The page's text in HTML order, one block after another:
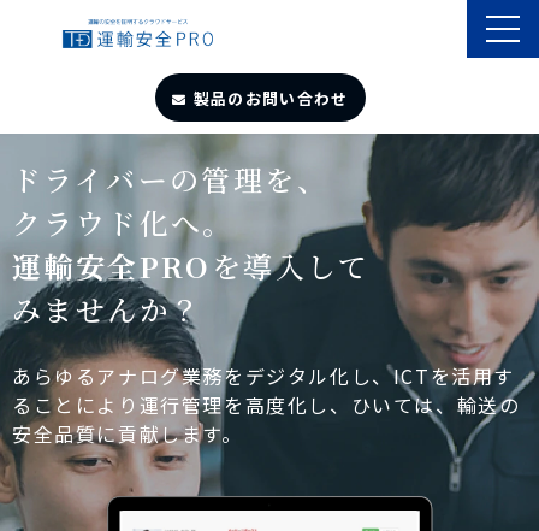
製品のお問い合わせ
TOP
導入事例
製品・サービス
自動点呼
遠隔点呼
お役立ちサイト
ドライバーの管理を、
クラウド化へ。
運輸安全PRO を導入して
みませんか？
あらゆるアナログ業務をデジタル化し、ICTを活用す
ることにより運行管理を高度化し、ひいては、輸送の
安全品質に貢献します。